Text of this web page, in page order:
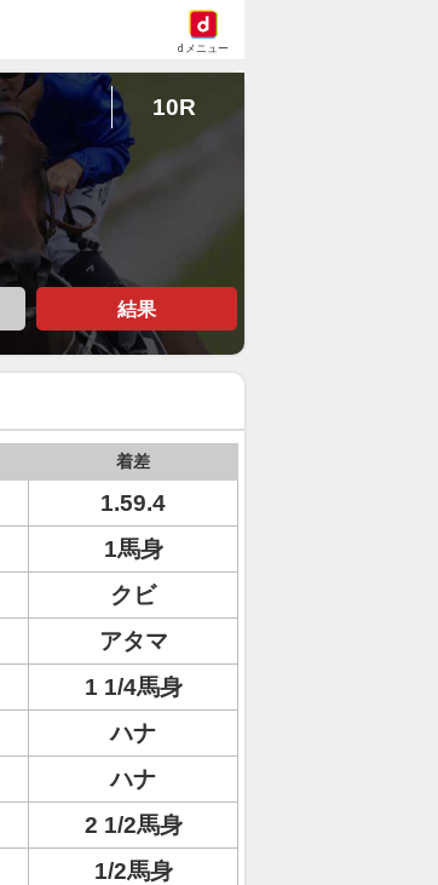
dメニュー
10R
結果
着差
1.59.4
1馬身
クビ
アタマ
1 1/4馬身
ハナ
ハナ
2 1/2馬身
1/2馬身